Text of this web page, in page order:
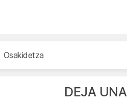
Osakidetza
DEJA